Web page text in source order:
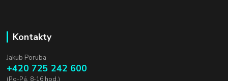
Kontakty
Jakub Poruba
+420 725 242 600
(Po-Pá, 8-16 hod.)